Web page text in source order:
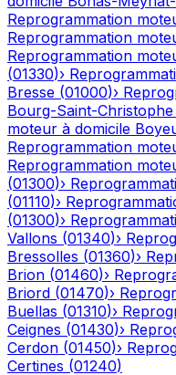
Reprogrammation
Reprogrammation
Reprogrammation
(01330)›
Bresse (01000)›
Bourg-Saint-Christophe
moteur à domicile
Reprogrammation
Reprogrammation
(01300)›
(01110)›
(01300)›
Vallons (01340)›
Bressolles (01360)›
Brion (01460)›
Briord (01470)›
Buellas (01310)›
Ceignes (01430)›
Cerdon (01450)›
Certines (01240)